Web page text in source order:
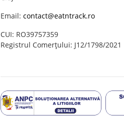
Email: contact@eatntrack.ro
CUI: RO39757359
Registrul Comerțului: J12/1798/2021